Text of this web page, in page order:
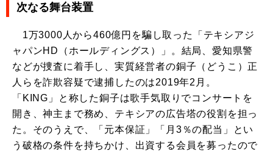
次なる舞台装置
1万3000人から460億円を騙し取った「テキシアジ
ャパンHD（ホールディングス）」。結局、愛知県警
などが捜査に着手し、実質経営者の銅子（どうこ）正
人らを詐欺容疑で逮捕したのは2019年2月。
「KING」と称した銅子は歌手気取りでコンサートを
開き、神主まで務め、テキシアの広告塔の役割を担っ
た。そのうえで、「元本保証」「月3％の配当」とい
う破格の条件を持ちかけ、出資する会員を募ったので